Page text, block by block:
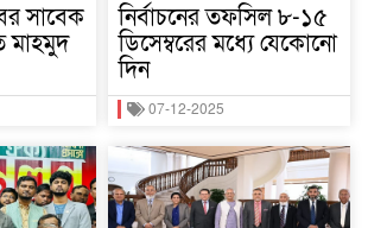
সাবেক
নির্বাচনের তফসিল ৮-১৫
ডিসেম্বরের মধ্যে যেকোনো
দিন
07-12-2025